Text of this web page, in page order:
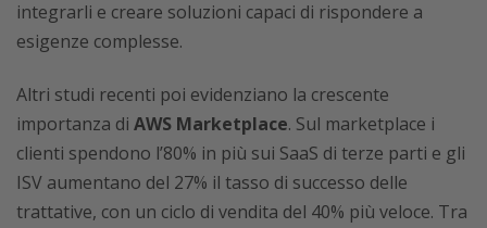
integrarli e creare soluzioni capaci di rispondere a
esigenze complesse.
Altri studi recenti poi evidenziano la crescente
importanza di AWS Marketplace. Sul marketplace i
clienti spendono l’80% in più sui SaaS di terze parti e gli
ISV aumentano del 27% il tasso di successo delle
trattative, con un ciclo di vendita del 40% più veloce. Tra